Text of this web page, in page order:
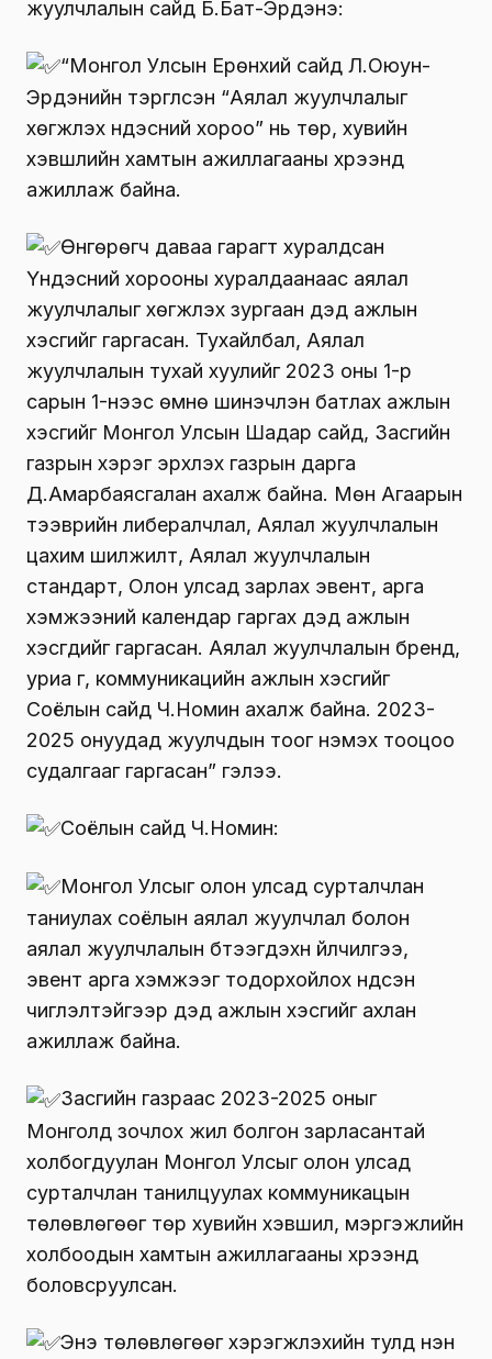
жуулчлалын сайд Б.Бат-Эрдэнэ:
“Монгол Улсын Ерөнхий сайд Л.Оюун-
Эрдэнийн тэргүүлсэн “Аялал жуулчлалыг
хөгжүүлэх үндэсний хороо” нь төр, хувийн
хэвшлийн хамтын ажиллагааны хүрээнд
ажиллаж байна.
Өнгөрөгч даваа гарагт хуралдсан
Үндэсний хорооны хуралдаанаас аялал
жуулчлалыг хөгжүүлэх зургаан дэд ажлын
хэсгийг гаргасан. Тухайлбал, Аялал
жуулчлалын тухай хуулийг 2023 оны 1-р
сарын 1-нээс өмнө шинэчлэн батлах ажлын
хэсгийг Монгол Улсын Шадар сайд, Засгийн
газрын хэрэг эрхлэх газрын дарга
Д.Амарбаясгалан ахалж байна. Мөн Агаарын
тээврийн либералчлал, Аялал жуулчлалын
цахим шилжилт, Аялал жуулчлалын
стандарт, Олон улсад зарлах эвент, арга
хэмжээний календар гаргах дэд ажлын
хэсгүүдийг гаргасан. Аялал жуулчлалын бренд,
уриа үг, коммуникацийн ажлын хэсгийг
Соёлын сайд Ч.Номин ахалж байна. 2023-
2025 онуудад жуулчдын тоог нэмэх тооцоо
судалгааг гаргасан” гэлээ.
Соёлын сайд Ч.Номин:
Монгол Улсыг олон улсад сурталчлан
таниулах соёлын аялал жуулчлал болон
аялал жуулчлалын бүтээгдэхүүн үйлчилгээ,
эвент арга хэмжээг тодорхойлох үндсэн
чиглэлтэйгээр дэд ажлын хэсгийг ахлан
ажиллаж байна.
Засгийн газраас 2023-2025 оныг
Монголд зочлох жил болгон зарласантай
холбогдуулан Монгол Улсыг олон улсад
сурталчлан танилцуулах коммуникацын
төлөвлөгөөг төр хувийн хэвшил, мэргэжлийн
холбоодын хамтын ажиллагааны хүрээнд
боловсруулсан.
Энэ төлөвлөгөөг хэрэгжүүлэхийн тулд нэн